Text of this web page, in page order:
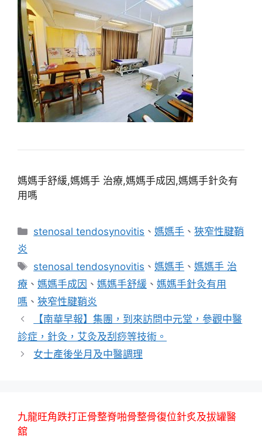
媽媽手舒緩,媽媽手 治療,媽媽手成因,媽媽手針灸有
用嗎
分
stenosal tendosynovitis 、媽媽手 、狹窄性腱鞘
炎
標
籤
stenosal tendosynovitis 、媽媽手 、媽媽手 治
療 、 媽媽手成因 、 媽媽手舒緩 、 媽媽手針灸有用
嗎 、 狹窄性腱鞘炎
【南華早報】集團，到來訪問中元堂，參觀中醫
診症，針灸，艾灸及刮痧等技術。
女士產後坐月及中醫調理
九龍旺角跌打正骨整脊啪骨整骨復位針炙及拔罐醫
舘